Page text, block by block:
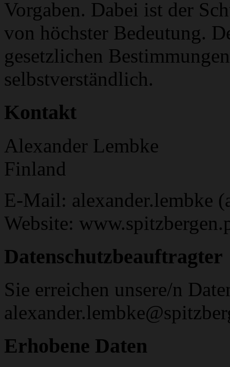
Vorgaben. Dabei ist der
von höchster Bedeutung.
gesetzlichen
selbstverständlich.
Kontakt
Alexander Lembke
Finland
E-Mail: alexander.lembke
Website:
Datenschutzbeauftragter
Sie erreichen unsere/n
Erhobene Daten